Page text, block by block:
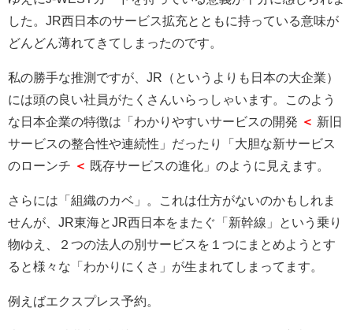
した。JR西日本のサービス拡充とともに持っている意味が
どんどん薄れてきてしまったのです。
私の勝手な推測ですが、JR（というよりも日本の大企業）
には頭の良い社員がたくさんいらっしゃいます。このよう
な日本企業の特徴は「わかりやすいサービスの開発 ＜ 新旧
サービスの整合性や連続性」だったり「大胆な新サービス
のローンチ ＜ 既存サービスの進化」のように見えます。
さらには「組織のカベ」。これは仕方がないのかもしれま
せんが、JR東海とJR西日本をまたぐ「新幹線」という乗り
物ゆえ、２つの法人の別サービスを１つにまとめようとす
ると様々な「わかりにくさ」が生まれてしまってます。
例えばエクスプレス予約。